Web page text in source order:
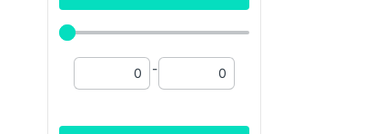
-